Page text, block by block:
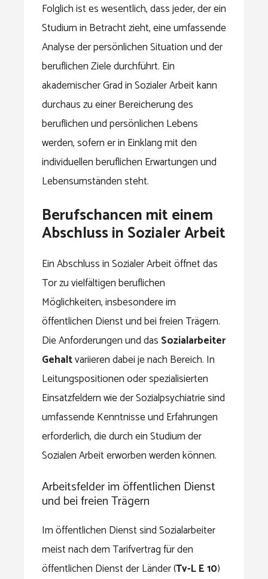
Folglich ist es wesentlich, dass jeder, der ein
Studium in Betracht zieht, eine umfassende
Analyse der persönlichen Situation und der
beruflichen Ziele durchführt. Ein
akademischer Grad in Sozialer Arbeit kann
durchaus zu einer Bereicherung des
beruflichen und persönlichen Lebens
werden, sofern er in Einklang mit den
individuellen beruflichen Erwartungen und
Lebensumständen steht.
Berufschancen mit einem
Abschluss in Sozialer Arbeit
Ein Abschluss in Sozialer Arbeit öffnet das
Tor zu vielfältigen beruflichen
Möglichkeiten, insbesondere im
öffentlichen Dienst und bei freien Trägern.
Die Anforderungen und das Sozialarbeiter
Gehaltvariieren dabei je nach Bereich. In
Leitungspositionen oder spezialisierten
Einsatzfeldern wie der Sozialpsychiatrie sind
umfassende Kenntnisse und Erfahrungen
erforderlich, die durch ein Studium der
Sozialen Arbeit erworben werden können.
Arbeitsfelder im öffentlichen Dienst
und bei freien Trägern
Im öffentlichen Dienst sind Sozialarbeiter
meist nach dem Tarifvertrag für den
öffentlichen Dienst der Länder (Tv-L E 10)